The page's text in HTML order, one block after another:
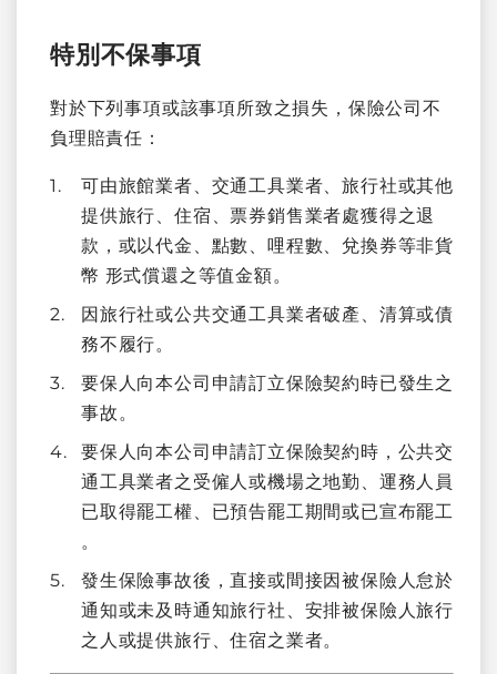
特別不保事項
對於下列事項或該事項所致之損失，保險公司不
負理賠責任：
可由旅館業者、交通工具業者、旅行社或其他
提供旅行、住宿、票券銷售業者處獲得之退
款，或以代金、點數、哩程數、兌換券等非貨
幣 形式償還之等值金額。
因旅行社或公共交通工具業者破產、清算或債
務不履行。
要保人向本公司申請訂立保險契約時已發生之
事故。
要保人向本公司申請訂立保險契約時，公共交
通工具業者之受僱人或機場之地勤、運務人員
已取得罷工權、已預告罷工期間或已宣布罷工
。
發生保險事故後，直接或間接因被保險人怠於
通知或未及時通知旅行社、安排被保險人旅行
之人或提供旅行、住宿之業者。